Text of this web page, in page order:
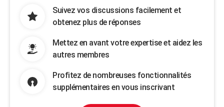
Suivez vos discussions facilement et
obtenez plus de réponses
Mettez en avant votre expertise et aidez les
autres membres
Profitez de nombreuses fonctionnalités
supplémentaires en vous inscrivant